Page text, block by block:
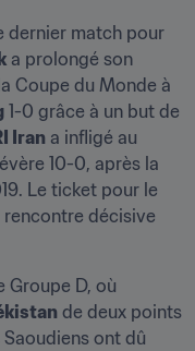
dernier match pour
a prolongé son
Coupe du Monde à
1-0 grâce à un but de
Iran
10-0, après la
Le ticket pour le
décisive
Groupe D, où
de deux points
ont dû